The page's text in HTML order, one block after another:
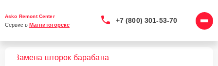
Asko Remont Center
Сервис в Магнитогорске
+7 (800) 301-53-70
Замена шторок барабана